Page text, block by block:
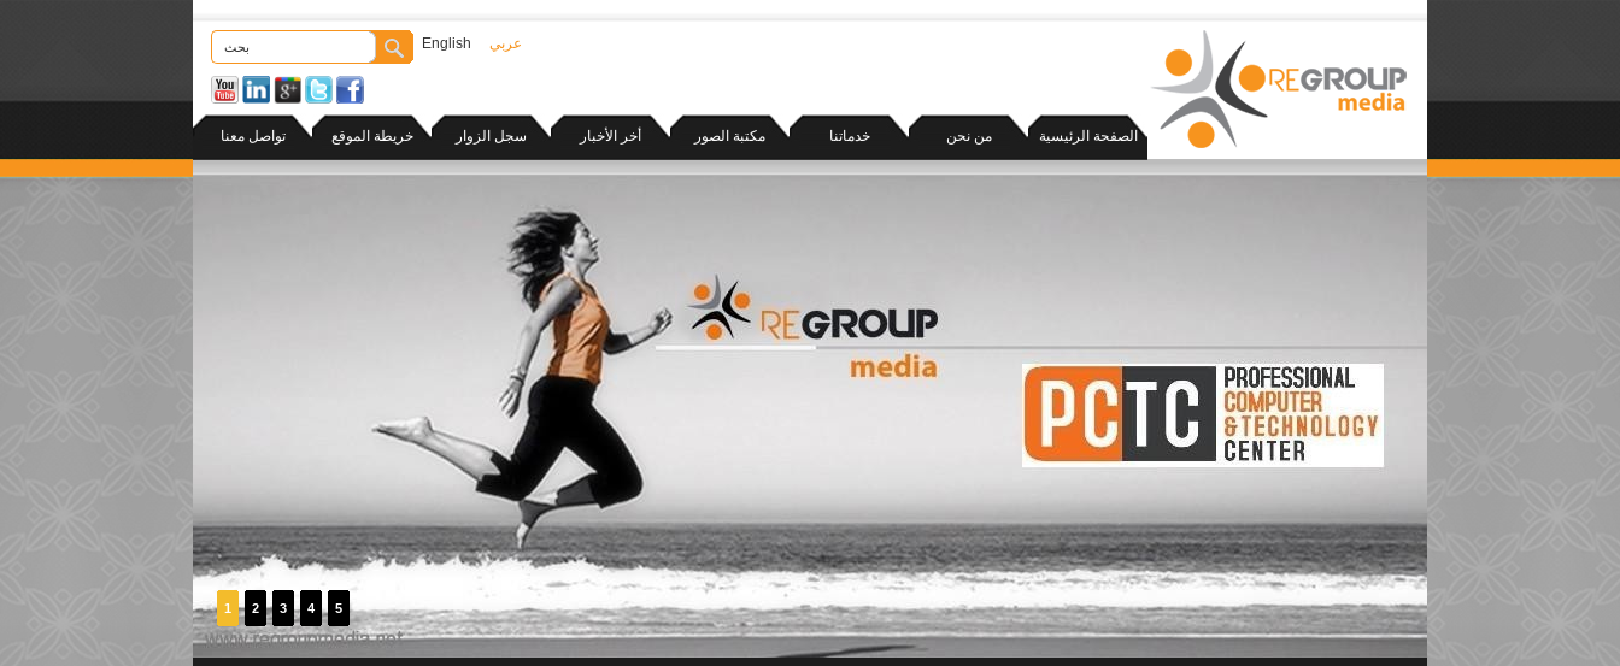
English عربي
الصفحة الرئيسية من نحن خدماتنا مكتبة الصور أخر الأخبار سجل الزوار خريطة الموقع تواصل معنا
1 2 3 4 5